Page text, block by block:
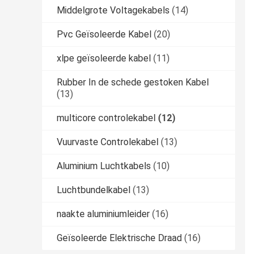
Middelgrote Voltagekabels (14)
Pvc Geïsoleerde Kabel (20)
xlpe geïsoleerde kabel (11)
Rubber In de schede gestoken Kabel
(13)
multicore controlekabel (12)
Vuurvaste Controlekabel (13)
Aluminium Luchtkabels (10)
Luchtbundelkabel (13)
naakte aluminiumleider (16)
Geïsoleerde Elektrische Draad (16)